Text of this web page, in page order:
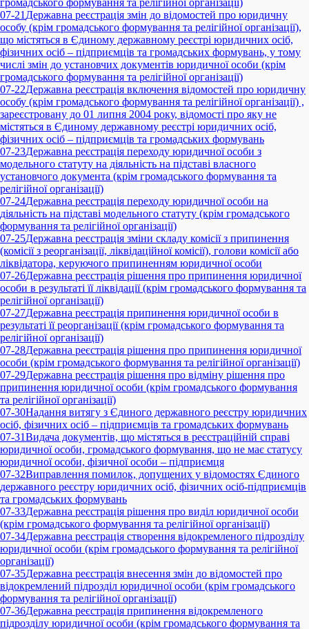
громадського формування та релігійної організації)
07-21 Державна реєстрація змін до відомостей про юридичну
особу (крім громадського формування та релігійної організації),
що містяться в Єдиному державному реєстрі юридичних осіб,
фізичних осіб – підприємців та громадських формувань, у тому
числі змін до установчих документів юридичної особи (крім
громадського формування та релігійної організації)
07-22Державна реєстрація включення відомостей про юридичну
особу (крім громадського формування та релігійної організації) ,
зареєстровану до 01 липня 2004 року, відомості про яку не
містяться в Єдиному державному реєстрі юридичних осіб,
фізичних осіб – підприємців та громадських формувань
07-23Державна реєстрація переходу юридичної особи з
модельного статуту на діяльність на підставі власного
установчого документа (крім громадського формування та
релігійної організації)
07-24Державна реєстрація переходу юридичної особи на
діяльність на підставі модельного статуту (крім громадського
формування та релігійної організації)
07-25Державна реєстрація зміни складу комісії з припинення
(комісії з реорганізації, ліквідаційної комісії), голови комісії або
ліквідатора, керуючого припиненням юридичної особи
07-26Державна реєстрація рішення про припинення юридичної
особи в результаті її ліквідації (крім громадського формування та
релігійної організації)
07-27Державна реєстрація припинення юридичної особи в
результаті її реорганізації (крім громадського формування та
релігійної організації)
07-28Державна реєстрація рішення про припинення юридичної
особи (крім громадського формування та релігійної організації)
07-29Державна реєстрація рішення про відміну рішення про
припинення юридичної особи (крім громадського формування
та релігійної організації)
07-30Надання витягу з Єдиного державного реєстру юридичних
осіб, фізичних осіб – підприємців та громадських формувань
07-31Видача документів, що містяться в реєстраційній справі
юридичної особи, громадського формування, що не має статусу
юридичної особи, фізичної особи – підприємця
07-32Виправлення помилок, допущених у відомостях Єдиного
державного реєстру юридичних осіб, фізичних осіб-підприємців
та громадських формувань
07-33Державна реєстрація рішення про виділ юридичної особи
(крім громадського формування та релігійної організації)
07-34Державна реєстрація створення відокремленого підрозділу
юридичної особи (крім громадського формування та релігійної
організації)
07-35Державна реєстрація внесення змін до відомостей про
відокремлений підрозділ юридичної особи (крім громадського
формування та релігійної організації)
07-36Державна реєстрація припинення відокремленого
підрозділу юридичної особи (крім громадського формування та